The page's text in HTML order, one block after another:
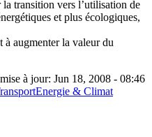
la transition vers l’utilisation de
et plus écologiques,
à augmenter la valeur du
à jour: Jun 18, 2008 - 08:46
Energie & Climat